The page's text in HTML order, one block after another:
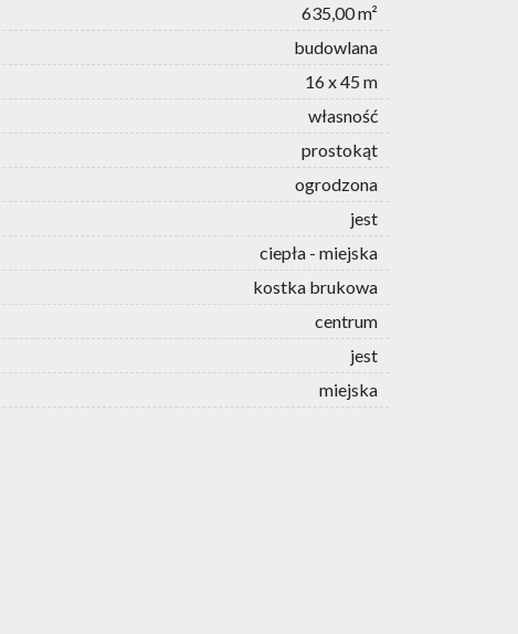
635,00 m²
budowlana
16 x 45 m
własność
prostokąt
ogrodzona
jest
ciepła - miejska
kostka brukowa
centrum
jest
miejska